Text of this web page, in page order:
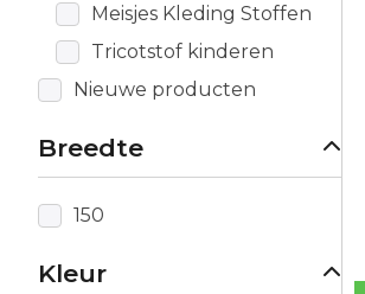
Meisjes Kleding Stoffen
Tricotstof kinderen
Nieuwe producten
Breedte
150
Kleur